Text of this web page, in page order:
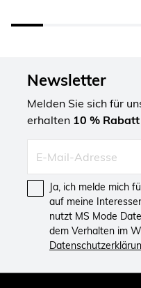
Newsletter
Melden Sie sich für
erhalten 10 %
Ja, ich melde mich
auf meine
nutzt MS Mode
dem Verhalten im